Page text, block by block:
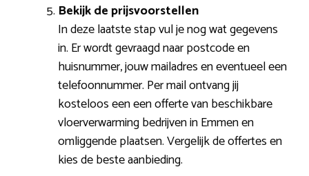
Bekijk de prijsvoorstellen
In deze laatste stap vul je nog wat gegevens
in. Er wordt gevraagd naar postcode en
huisnummer, jouw mailadres en eventueel een
telefoonnummer. Per mail ontvang jij
kosteloos een een offerte van beschikbare
vloerverwarming bedrijven in Emmen en
omliggende plaatsen. Vergelijk de offertes en
kies de beste aanbieding.